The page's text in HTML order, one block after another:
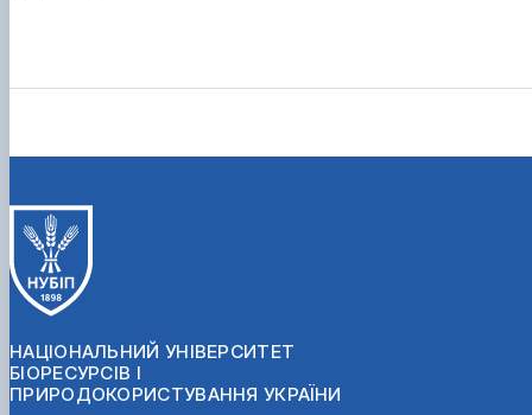
НАЦІОНАЛЬНИЙ УНІВЕРСИТЕТ
БІОРЕСУРСІВ І
ПРИРОДОКОРИСТУВАННЯ УКРАЇНИ